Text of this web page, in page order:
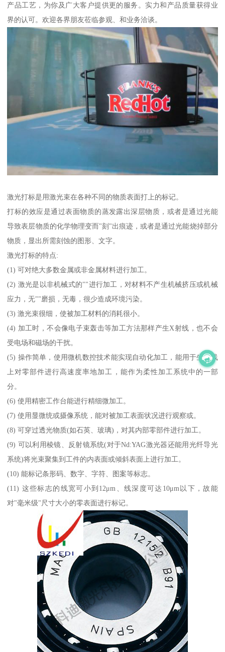
产品工艺，为你及广大客户提供更的服务。实力和产品质量获得业
界的认可。欢迎各界朋友莅临参观、和业务洽谈。
激光打标是用激光束在各种不同的物质表面打上的标记。
打标的效应是通过表面物质的蒸发露出深层物质，或者是通过光能
导致表层物质的化学物理变而"刻"出痕迹，或者是通过光能烧掉部分
物质，显出所需刻蚀的图形、文字。
激光打标的特点:
(1) 可对绝大多数金属或非金属材料进行加工。
(2) 激光是以非机械式的""进行加工，对材料不产生机械挤压或机械
应力，无""磨损，无毒，很少造成环境污染。
(3) 激光束很细，使被加工材料的消耗很小。
(4) 加工时，不会像电子束轰击等加工方法那样产生X射线，也不会
受电场和磁场的干扰。
(5) 操作简单，使用微机数控技术能实现自动化加工，能用于生产线
上对零部件进行高速度率地加工，能作为柔性加工系统中的一部
分。
(6) 使用精密工作台能进行精细微加工。
(7) 使用显微统或摄像系统，能对被加工表面状况进行观察或。
(8) 可穿过透光物质(如石英、玻璃)，对其内部零部件进行加工。
(9) 可以利用棱镜、反射镜系统(对于Nd:YAG激光器还能用光纤导光
系统)将光束聚集到工件的内表面或倾斜表面上进行加工。
(10) 能标记条形码、数字、字符、图案等标志。
(11) 这些标志的线宽可小到12μm、线深度可达10μm以下，故能
对"毫米级"尺寸大小的零表面进行标记。